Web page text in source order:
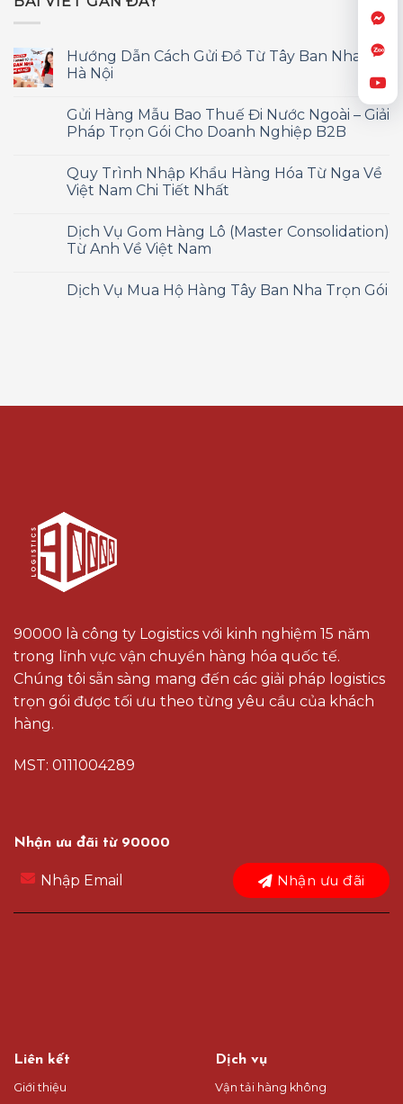
Hướng Dẫn Cách Gửi Đồ Từ Tây Ban Nha Về
Hà Nội
Gửi Hàng Mẫu Bao Thuế Đi Nước Ngoài – Giải
Pháp Trọn Gói Cho Doanh Nghiệp B2B
Quy Trình Nhập Khẩu Hàng Hóa Từ Nga Về
Việt Nam Chi Tiết Nhất
Dịch Vụ Gom Hàng Lô (Master Consolidation)
Từ Anh Về Việt Nam
Dịch Vụ Mua Hộ Hàng Tây Ban Nha Trọn Gói
90000 là công ty Logistics với kinh nghiệm 15 năm
trong lĩnh vực vận chuyển hàng hóa quốc tế.
Chúng tôi sẵn sàng mang đến các giải pháp logistics
trọn gói được tối ưu theo từng yêu cầu của khách
hàng.
MST: 0111004289
Nhận ưu đãi từ 90000
Nhận ưu đãi
Liên kết
Giới thiệu
Dịch vụ
Vận tải hàng không